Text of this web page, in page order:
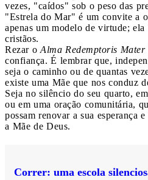
vezes, "caídos" sob o peso das
"Estrela do Mar" é um convite a
apenas um modelo de virtude;
cristãos.
Rezar o Alma Redemptoris Mater
confiança. É lembrar que,
seja o caminho ou de quantas
existe uma Mãe que nos conduz
Seja no silêncio do seu quarto,
ou em uma oração comunitária,
possam renovar a sua esperança
a Mãe de Deus.
Correr: uma escola